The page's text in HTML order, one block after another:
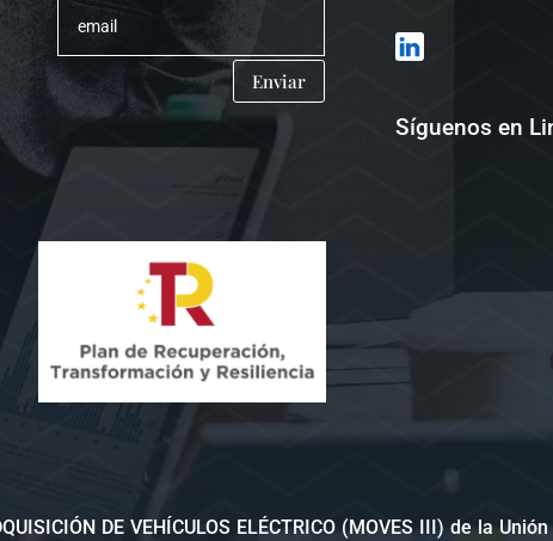
Enviar
Síguenos en
DE VEHÍCULOS ELÉCTRICO (MOVES III) de la